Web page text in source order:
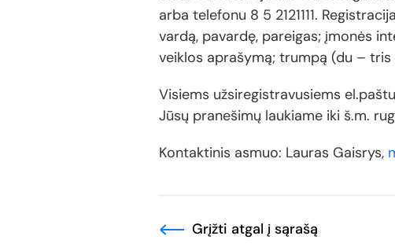
arba telefonu 8 5 2121111.
vardą, pavardę, pareigas; įmonės
veiklos aprašymą; trumpą (du –
Visiems užsiregistravusiems
Jūsų pranešimų laukiame iki š.m.
Kontaktinis asmuo: Lauras Gaisrys,
Grįžti atgal į sąrašą